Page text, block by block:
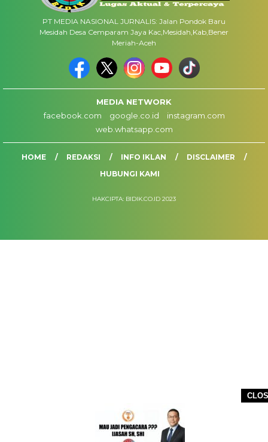
PT MEDIA NASIONAL JURNALIS: Jalan Pondok Baru
Mesidah Desa Cemparam Jaya Kac,Mesidah,Kab,Bener
Meriah-Aceh
MEDIA NETWORK
facebook.com
google.co.id
instagram.com
web.whatsapp.com
HOME REDAKSI INFO IKLAN
DISCLAIMER
HUBUNGI KAMI
HAKCIPTA: BIDIK.CO.ID 2023